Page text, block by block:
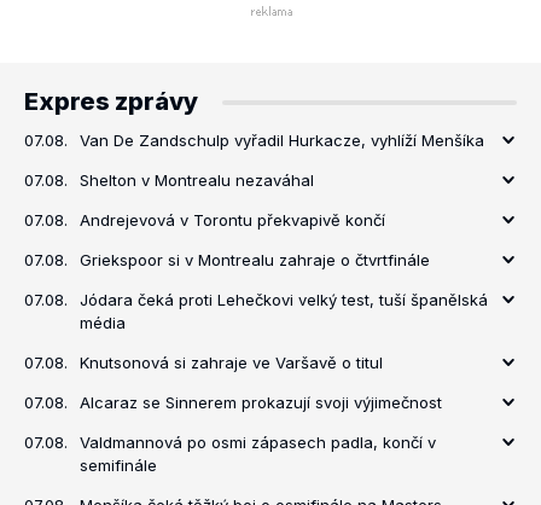
Expres zprávy
07.08. Van De Zandschulp vyřadil Hurkacze, vyhlíží Menšíka
07.08. Shelton v Montrealu nezaváhal
07.08. Andrejevová v Torontu překvapivě končí
07.08. Griekspoor si v Montrealu zahraje o čtvrtfinále
07.08.
Jódara čeká proti Lehečkovi velký test, tuší španělská
média
07.08. Knutsonová si zahraje ve Varšavě o titul
07.08. Alcaraz se Sinnerem prokazují svoji výjimečnost
07.08.
Valdmannová po osmi zápasech padla, končí v
semifinále